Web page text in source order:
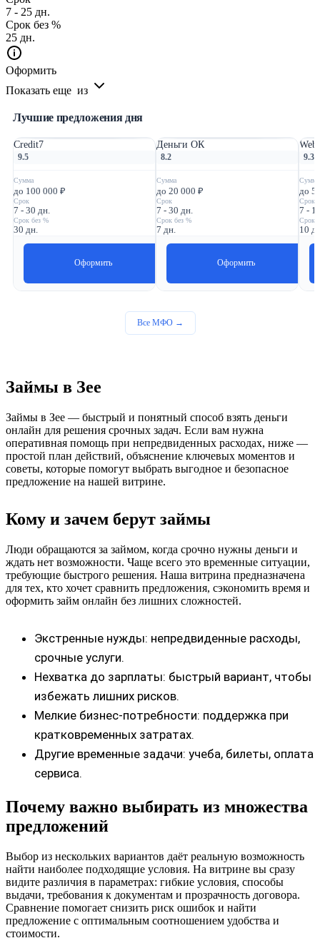
7 - 25 дн.
Срок без %
25 дн.
Оформить
Показать еще из
Лучшие предложения дня
Credit7
9.5
Сумма
до 100 000 ₽
Срок
7 - 30 дн.
Срок без %
30 дн.
Оформить
Деньги ОК
8.2
Сумма
до 20 000 ₽
Срок
7 - 30 дн.
Срок без %
7 дн.
Оформить
9.3
Сумма
до 5
Срок
7 -
Срок
10
Все МФО →
Займы в Зее
Займы в Зее — быстрый и понятный способ взять деньги
онлайн для решения срочных задач. Если вам нужна
оперативная помощь при непредвиденных расходах, ниже —
простой план действий, объяснение ключевых моментов и
советы, которые помогут выбрать выгодное и безопасное
предложение на нашей витрине.
Кому и зачем берут займы
Люди обращаются за займом, когда срочно нужны деньги и
ждать нет возможности. Чаще всего это временные ситуации,
требующие быстрого решения. Наша витрина предназначена
для тех, кто хочет сравнить предложения, сэкономить время и
оформить займ онлайн без лишних сложностей.
Экстренные нужды: непредвиденные расходы,
срочные услуги.
Нехватка до зарплаты: быстрый вариант, чтобы
избежать лишних рисков.
Мелкие бизнес-потребности: поддержка при
кратковременных затратах.
Другие временные задачи: учеба, билеты, оплата
сервиса.
Почему важно выбирать из множества
предложений
Выбор из нескольких вариантов даёт реальную возможность
найти наиболее подходящие условия. На витрине вы сразу
видите различия в параметрах: гибкие условия, способы
выдачи, требования к документам и прозрачность договора.
Сравнение помогает снизить риск ошибок и найти
предложение с оптимальным соотношением удобства и
стоимости.